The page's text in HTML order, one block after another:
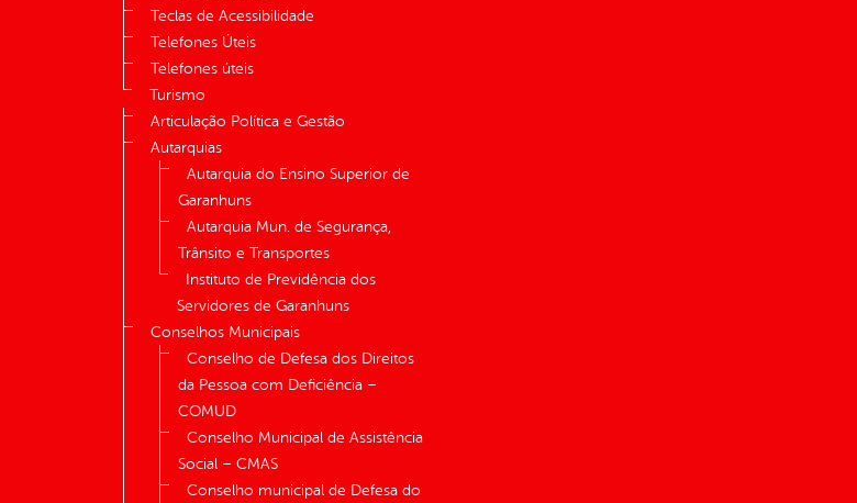
Teclas de Acessibilidade
Telefones Úteis
Telefones úteis
Turismo
Articulação Política e Gestão
Autarquias
Autarquia do Ensino Superior de
Garanhuns
Autarquia Mun. de Segurança,
Trânsito e Transportes
Instituto de Previdência dos
Servidores de Garanhuns
Conselhos Municipais
Conselho de Defesa dos Direitos
da Pessoa com Deficiência –
COMUD
Conselho Municipal de Assistência
Social – CMAS
Conselho municipal de Defesa do